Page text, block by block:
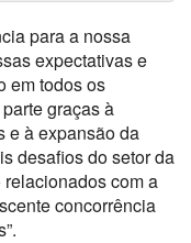
para a nossa
expectativas e
em todos os
graças à
e à expansão da
desafios do setor da
com a
concorrência
”.